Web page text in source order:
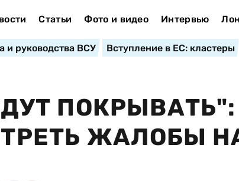
Статьи Фото и видео Интервью
и руководства ВСУ Вступление в ЕС: кластеры
ЖАЛОБЫ